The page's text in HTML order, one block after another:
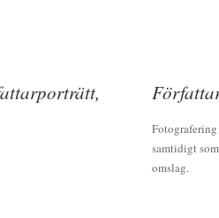
samtidigt
omslag.